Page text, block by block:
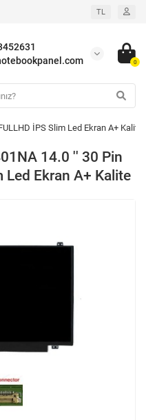
TL
0
İPS Slim Led Ekran A+ Kalite
14.0 '' 30 Pin
Led Ekran A+ Kalite